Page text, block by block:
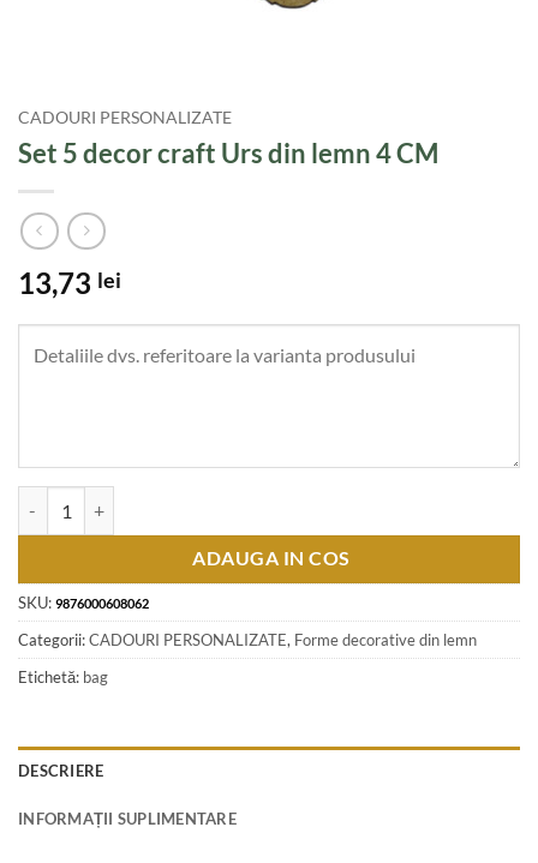
CADOURI PERSONALIZATE
Set 5 decor craft Urs din lemn 4 CM
13,73 lei
ADAUGA IN COS
SKU: 9876000608062
Categorii:CADOURI PERSONALIZATE, Forme decorative din lemn
Etichetă: bag
DESCRIERE
INFORMAȚII SUPLIMENTARE